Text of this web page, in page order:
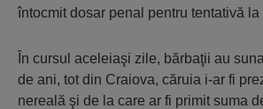
întocmit dosar penal pentru tentativă
În cursul aceleiaşi zile, bărbaţii au
de ani, tot din Craiova, căruia i-ar fi
nereală şi de la care ar fi primit suma